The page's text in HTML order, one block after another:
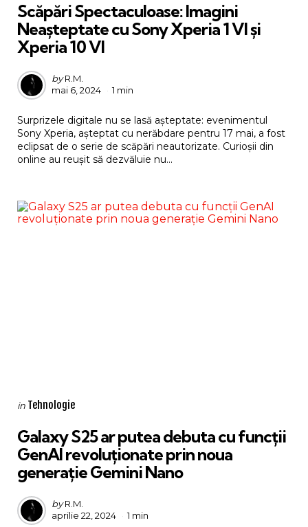
Scăpări Spectaculoase: Imagini
Neașteptate cu Sony Xperia 1 VI și
Xperia 10 VI
Posted
by
by R.M.
mai 6, 2024
1 min
Surprizele digitale nu se lasă așteptate: evenimentul
Sony Xperia, așteptat cu nerăbdare pentru 17 mai, a fost
eclipsat de o serie de scăpări neautorizate. Curioșii din
online au reușit să dezvăluie nu...
Categories
Posted
in Tehnologie
Galaxy S25 ar putea debuta cu funcții
GenAI revoluționate prin noua
generație Gemini Nano
Posted
by
by R.M.
aprilie 22, 2024
1 min